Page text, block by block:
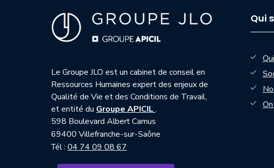
Le Groupe JLO est un cabinet de conseil en
Ressources Humaines expert des enjeux de
Qualité de Vie et des Conditions de Travail,
et entité du Groupe APICIL— nouvelle fenêtre
.
598 Boulevard Albert Camus
69400 Villefranche-sur-Saône
Tél : 04 74 09 08 67
Qui